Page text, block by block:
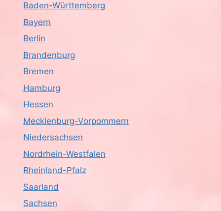
Baden-Württemberg
Bayern
Berlin
Brandenburg
Bremen
Hamburg
Hessen
Mecklenburg-Vorpommern
Niedersachsen
Nordrhein-Westfalen
Rheinland-Pfalz
Saarland
Sachsen